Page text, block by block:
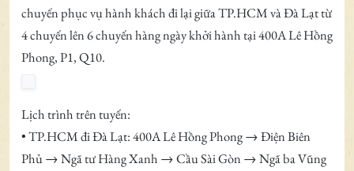
chuyến phục vụ hành khách đi lại giữa TP.HCM và Đà Lạt từ
4 chuyến lên 6 chuyến hàng ngày khởi hành tại 400A Lê Hồng
Phong, P1, Q10.
Lịch trình trên tuyến:
• TP.HCM đi Đà Lạt: 400A Lê Hồng Phong → Điện Biên
Phủ → Ngã tư Hàng Xanh → Cầu Sài Gòn → Ngã ba Vũng